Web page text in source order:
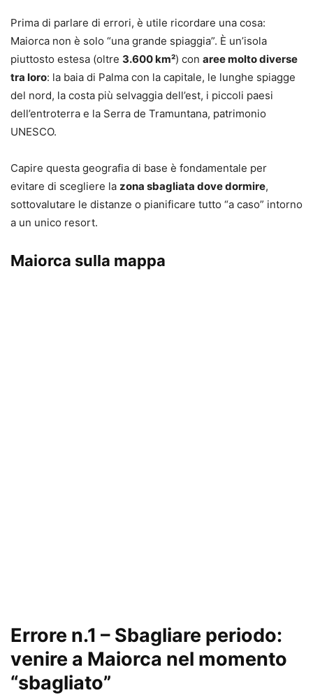
Prima di parlare di errori, è utile ricordare una cosa:
Maiorca non è solo “una grande spiaggia”. È un’isola
piuttosto estesa (oltre 3.600 km²) con aree molto diverse
tra loro: la baia di Palma con la capitale, le lunghe spiagge
del nord, la costa più selvaggia dell’est, i piccoli paesi
dell’entroterra e la Serra de Tramuntana, patrimonio
UNESCO.
Capire questa geografia di base è fondamentale per
evitare di scegliere la zona sbagliata dove dormire,
sottovalutare le distanze o pianificare tutto “a caso” intorno
a un unico resort.
Maiorca sulla mappa
Errore n.1 – Sbagliare periodo:
venire a Maiorca nel momento
“sbagliato”